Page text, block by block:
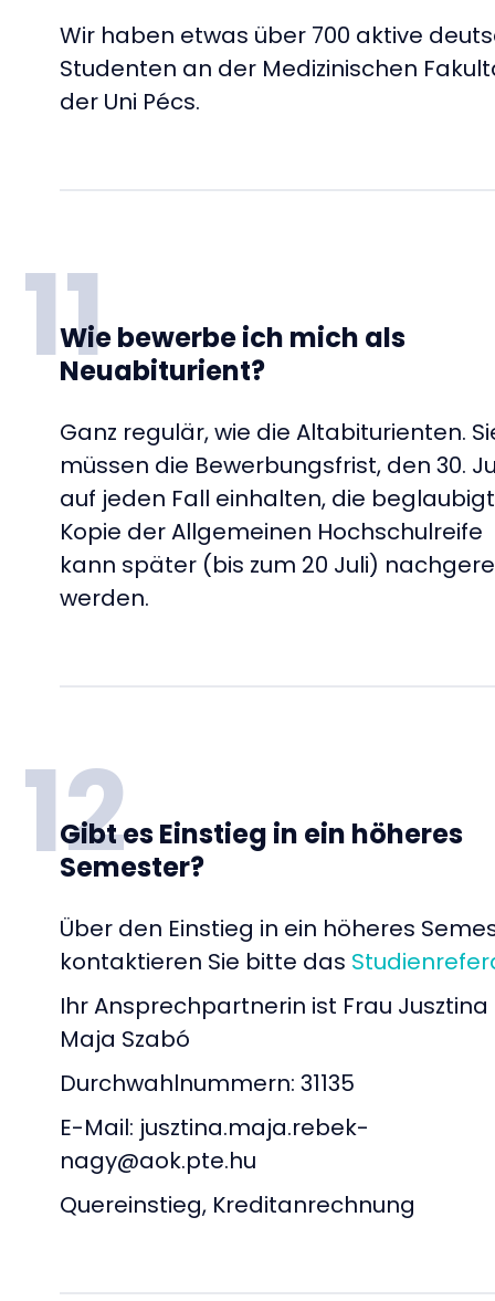
Wir haben etwas über 700 aktive
Studenten an der Medizinischen
der Uni Pécs.
11
Wie bewerbe ich mich als
Neuabiturient?
Ganz regulär, wie die Altabiturienten.
müssen die Bewerbungsfrist, den 30.
auf jeden Fall einhalten, die
Kopie der Allgemeinen Hochschulreife
kann später (bis zum 20 Juli)
werden.
12
Gibt es Einstieg in ein höheres
Semester?
Über den Einstieg in ein höheres
kontaktieren Sie bitte das
Ihr Ansprechpartnerin ist Frau Jusztina
Maja Szabó
Durchwahlnummern: 31135
E-Mail: jusztina.maja.rebek-
nagy@aok.pte.hu
Quereinstieg, Kreditanrechnung